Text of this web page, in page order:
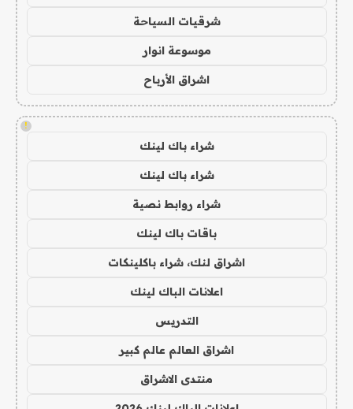
شرقيات السياحة
موسوعة انوار
اشراق الأرباح
!
شراء باك لينك
شراء باك لينك
شراء روابط نصية
باقات باك لينك
اشراق لنك، شراء باكلينكات
اعلانات الباك لينك
التدريس
اشراق العالم عالم كبير
منتدى الاشراق